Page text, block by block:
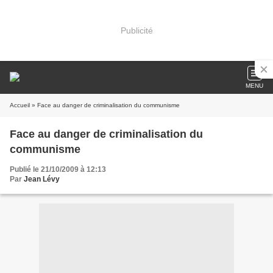
Publicité
MENU
Accueil » Face au danger de criminalisation du communisme
Face au danger de criminalisation du
communisme
Publié le 21/10/2009 à 12:13
Par Jean Lévy